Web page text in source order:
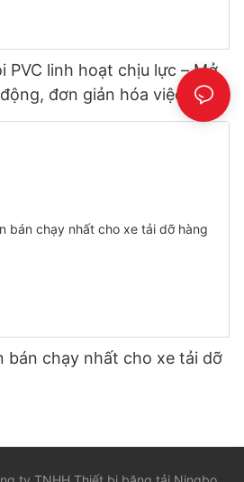
PVC linh hoạt chịu lực – Mở
đơn giản hóa việc dỡ
bán chạy nhất cho xe tải dỡ